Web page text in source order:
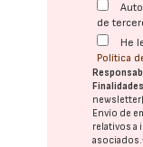
de
He
Política
Envío de
relativos a
asociados.